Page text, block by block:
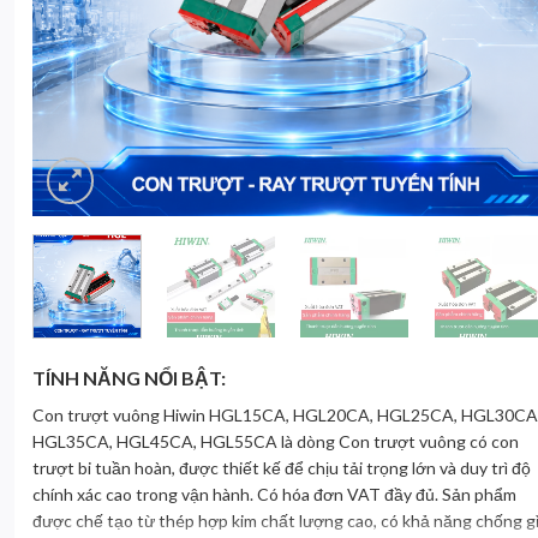
TÍNH NĂNG NỔI BẬT:
Con trượt vuông Hiwin HGL15CA, HGL20CA, HGL25CA,
HGL35CA, HGL45CA, HGL55CA là dòng Con trượt vuông có con
trượt bi tuần hoàn, được thiết kế để chịu tải trọng lớn và duy trì độ
chính xác cao trong vận hành. Có hóa đơn VAT đầy đủ. Sản phẩm
được chế tạo từ thép hợp kim chất lượng cao, có khả năng chống gỉ